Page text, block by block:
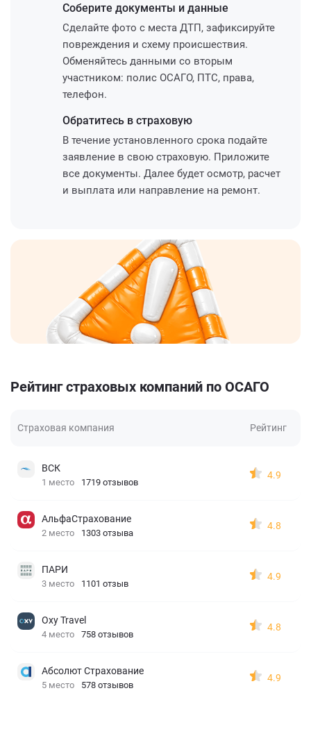
Соберите документы и данные
Сделайте фото с места ДТП, зафиксируйте
повреждения и схему происшествия.
Обменяйтесь данными со вторым
участником: полис ОСАГО, ПТС, права,
телефон.
Обратитесь в страховую
В течение установленного срока подайте
заявление в свою страховую. Приложите
все документы. Далее будет осмотр, расчет
и выплата или направление на ремонт.
Рейтинг страховых компаний по ОСАГО
Страховая компания Рейтинг
ВСК
1 место 1719 отзывов
4.9
АльфаСтрахование
2 место 1303 отзыва
4.8
ПАРИ
3 место 1101 отзыв
4.9
Oxy Travel
4 место 758 отзывов
4.8
Абсолют Страхование
5 место 578 отзывов
4.9